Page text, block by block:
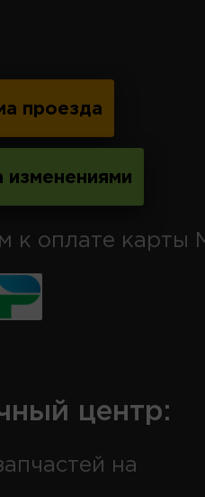
проезда
изменениями
к оплате карты
центр:
на